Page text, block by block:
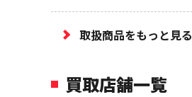
取扱商品をもっと見る
買取店舗一覧